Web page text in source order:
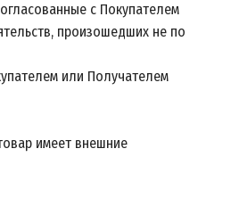
с Покупателем
произошедших не по
или Получателем
имеет внешние